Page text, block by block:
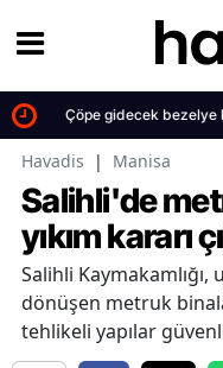
Çöpe gidecek bezelye
Havadis | Manisa
Salihli'de
yıkım kararı
Salihli Kaymakamlığı,
dönüşen metruk
tehlikeli yapılar